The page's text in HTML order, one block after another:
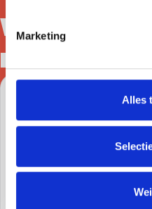
Marketing
Alles
Vind je deze
misschien
Designed to be kind –
(Op)nieuw &